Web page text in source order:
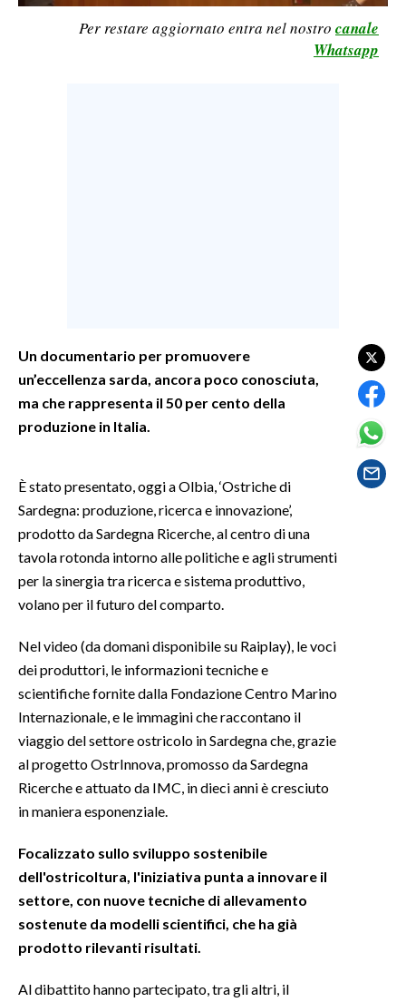
CULTURA
SPETTACOLI
SALUTE
SARDEGNA TURISMO
SARDI NEL MONDO
NOTIZIE
EVENTI
#CARAUNIONE
3 MINUTI CON
INSULARITÀ
INFO AZIENDE
ANNUNCI
NECROLOGI
PUBBLICITÀ
SPIAGGE
Per restare aggiornato entra nel nostro canale
Whatsapp
Un documentario per promuovere
un’eccellenza sarda, ancora poco conosciuta,
ma che rappresenta il 50 per cento della
produzione in Italia.
È stato presentato, oggi a Olbia, ‘Ostriche di
Sardegna: produzione, ricerca e innovazione’,
prodotto da Sardegna Ricerche, al centro di una
tavola rotonda intorno alle politiche e agli strumenti
per la sinergia tra ricerca e sistema produttivo,
volano per il futuro del comparto.
Nel video (da domani disponibile su Raiplay), le voci
dei produttori, le informazioni tecniche e
scientifiche fornite dalla Fondazione Centro Marino
Internazionale, e le immagini che raccontano il
viaggio del settore ostricolo in Sardegna che, grazie
al progetto OstrInnova, promosso da Sardegna
Ricerche e attuato da IMC, in dieci anni è cresciuto
in maniera esponenziale.
Focalizzato sullo sviluppo sostenibile
dell'ostricoltura, l'iniziativa punta a innovare il
settore, con nuove tecniche di allevamento
sostenute da modelli scientifici, che ha già
prodotto rilevanti risultati.
Al dibattito hanno partecipato, tra gli altri, il